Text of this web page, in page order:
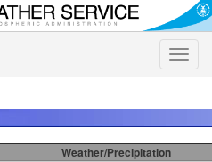
Toggle
Weather/Precipitation